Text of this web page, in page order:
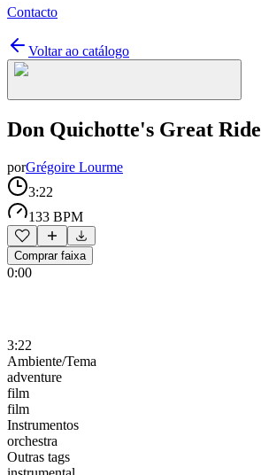
Contacto
Voltar ao catálogo
Don Quichotte's Great Ride
porGrégoire Lourme
3:22
133 BPM
Comprar faixa
0:00
3:22
Ambiente/Tema
adventure
film
film
Instrumentos
orchestra
Outras tags